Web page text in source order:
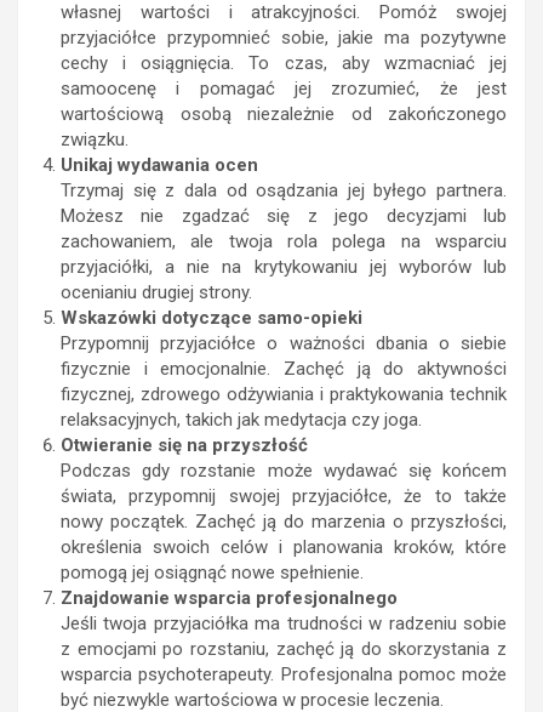
własnej wartości i atrakcyjności. Pomóż swojej
przyjaciółce przypomnieć sobie, jakie ma pozytywne
cechy i osiągnięcia. To czas, aby wzmacniać jej
samoocenę i pomagać jej zrozumieć, że jest
wartościową osobą niezależnie od zakończonego
związku.
Unikaj wydawania ocen
Trzymaj się z dala od osądzania jej byłego partnera.
Możesz nie zgadzać się z jego decyzjami lub
zachowaniem, ale twoja rola polega na wsparciu
przyjaciółki, a nie na krytykowaniu jej wyborów lub
ocenianiu drugiej strony.
Wskazówki dotyczące samo-opieki
Przypomnij przyjaciółce o ważności dbania o siebie
fizycznie i emocjonalnie. Zachęć ją do aktywności
fizycznej, zdrowego odżywiania i praktykowania technik
relaksacyjnych, takich jak medytacja czy joga.
Otwieranie się na przyszłość
Podczas gdy rozstanie może wydawać się końcem
świata, przypomnij swojej przyjaciółce, że to także
nowy początek. Zachęć ją do marzenia o przyszłości,
określenia swoich celów i planowania kroków, które
pomogą jej osiągnąć nowe spełnienie.
Znajdowanie wsparcia profesjonalnego
Jeśli twoja przyjaciółka ma trudności w radzeniu sobie
z emocjami po rozstaniu, zachęć ją do skorzystania z
wsparcia psychoterapeuty. Profesjonalna pomoc może
być niezwykle wartościowa w procesie leczenia.